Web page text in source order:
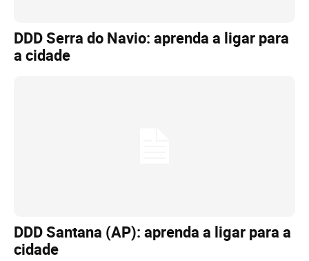
DDD Serra do Navio: aprenda a ligar para
a cidade
DDD Santana (AP): aprenda a ligar para a
cidade